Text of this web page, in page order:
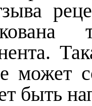
может
быть